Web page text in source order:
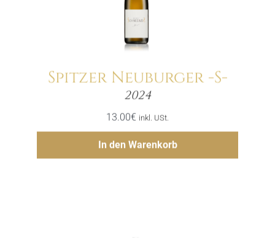
Spitzer Neuburger -S-
2024
13.00€ inkl. USt.
In den Warenkorb
Menge
Hinzufügen